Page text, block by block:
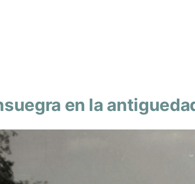
en la